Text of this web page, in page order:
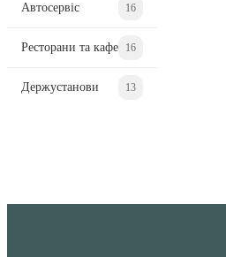
Автосервіс 16
Ресторани та кафе 16
Держустанови 13